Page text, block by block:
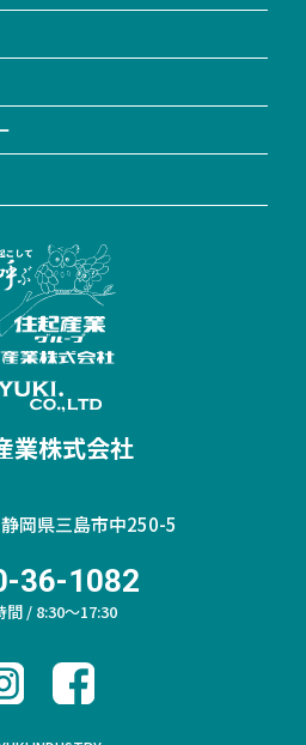
業株式会社
静岡県三島市中250-5
36-1082
間 / 8:30～17:30